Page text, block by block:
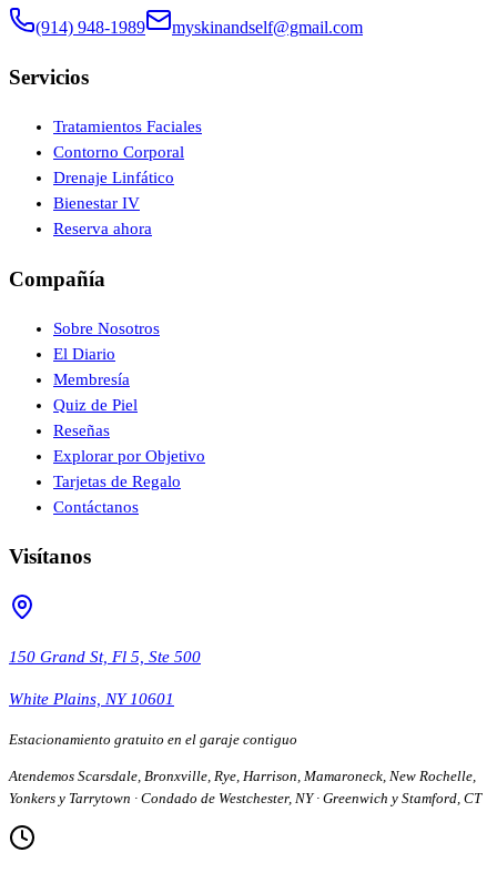
(914) 948-1989 myskinandself@gmail.com
Servicios
Tratamientos Faciales
Contorno Corporal
Drenaje Linfático
Bienestar IV
Reserva ahora
Compañía
Sobre Nosotros
El Diario
Membresía
Quiz de Piel
Reseñas
Explorar por Objetivo
Tarjetas de Regalo
Contáctanos
Visítanos
150 Grand St, Fl 5, Ste 500
White Plains, NY 10601
Estacionamiento gratuito en el garaje contiguo
Atendemos Scarsdale, Bronxville, Rye, Harrison, Mamaroneck, New Rochelle,
Yonkers y Tarrytown · Condado de Westchester, NY · Greenwich y Stamford, CT